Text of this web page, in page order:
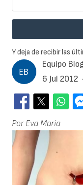
Equipo
6 Jul 2012
Por Eva María
Y deja de recibir las